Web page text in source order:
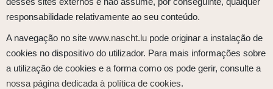
responsabilidade relativamente ao seu conteúdo.
A navegação no site www.nascht.lu pode originar a instalação de
cookies no dispositivo do utilizador. Para mais informações sobre
a utilização de cookies e a forma como os pode gerir, consulte a
nossa página dedicada à política de cookies.